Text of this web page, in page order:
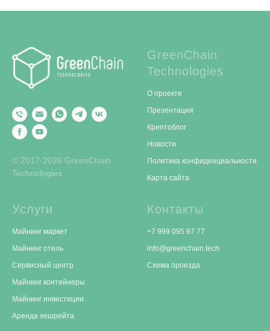
© 2017-2026 GreenChain
Technologies
GreenChain
Technologies
О проекте
Презентация
Криптоблог
Новости
Политика конфиденциальности
Карта сайта
Услуги
Майнинг маркет
Майнинг отель
Сервисный центр
Майнинг контейнеры
Майнинг инвестиции
Аренда хешрейта
Контакты
+7 999 095 97 77
info@greenchain.tech
Схема проезда